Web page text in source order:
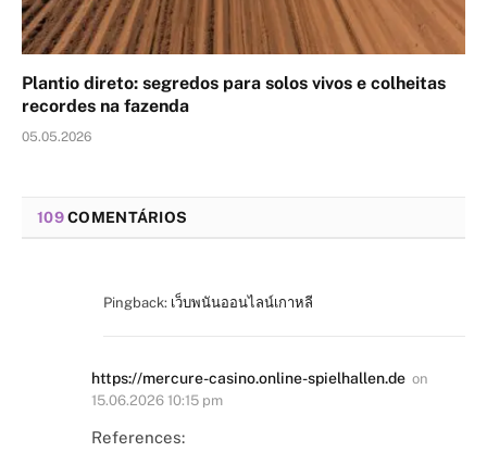
Plantio direto: segredos para solos vivos e colheitas
recordes na fazenda
05.05.2026
109COMENTÁRIOS
Pingback: เว็บพนันออนไลน์เกาหลี
https://mercure-casino.online-spielhallen.de on
15.06.2026 10:15 pm
References: